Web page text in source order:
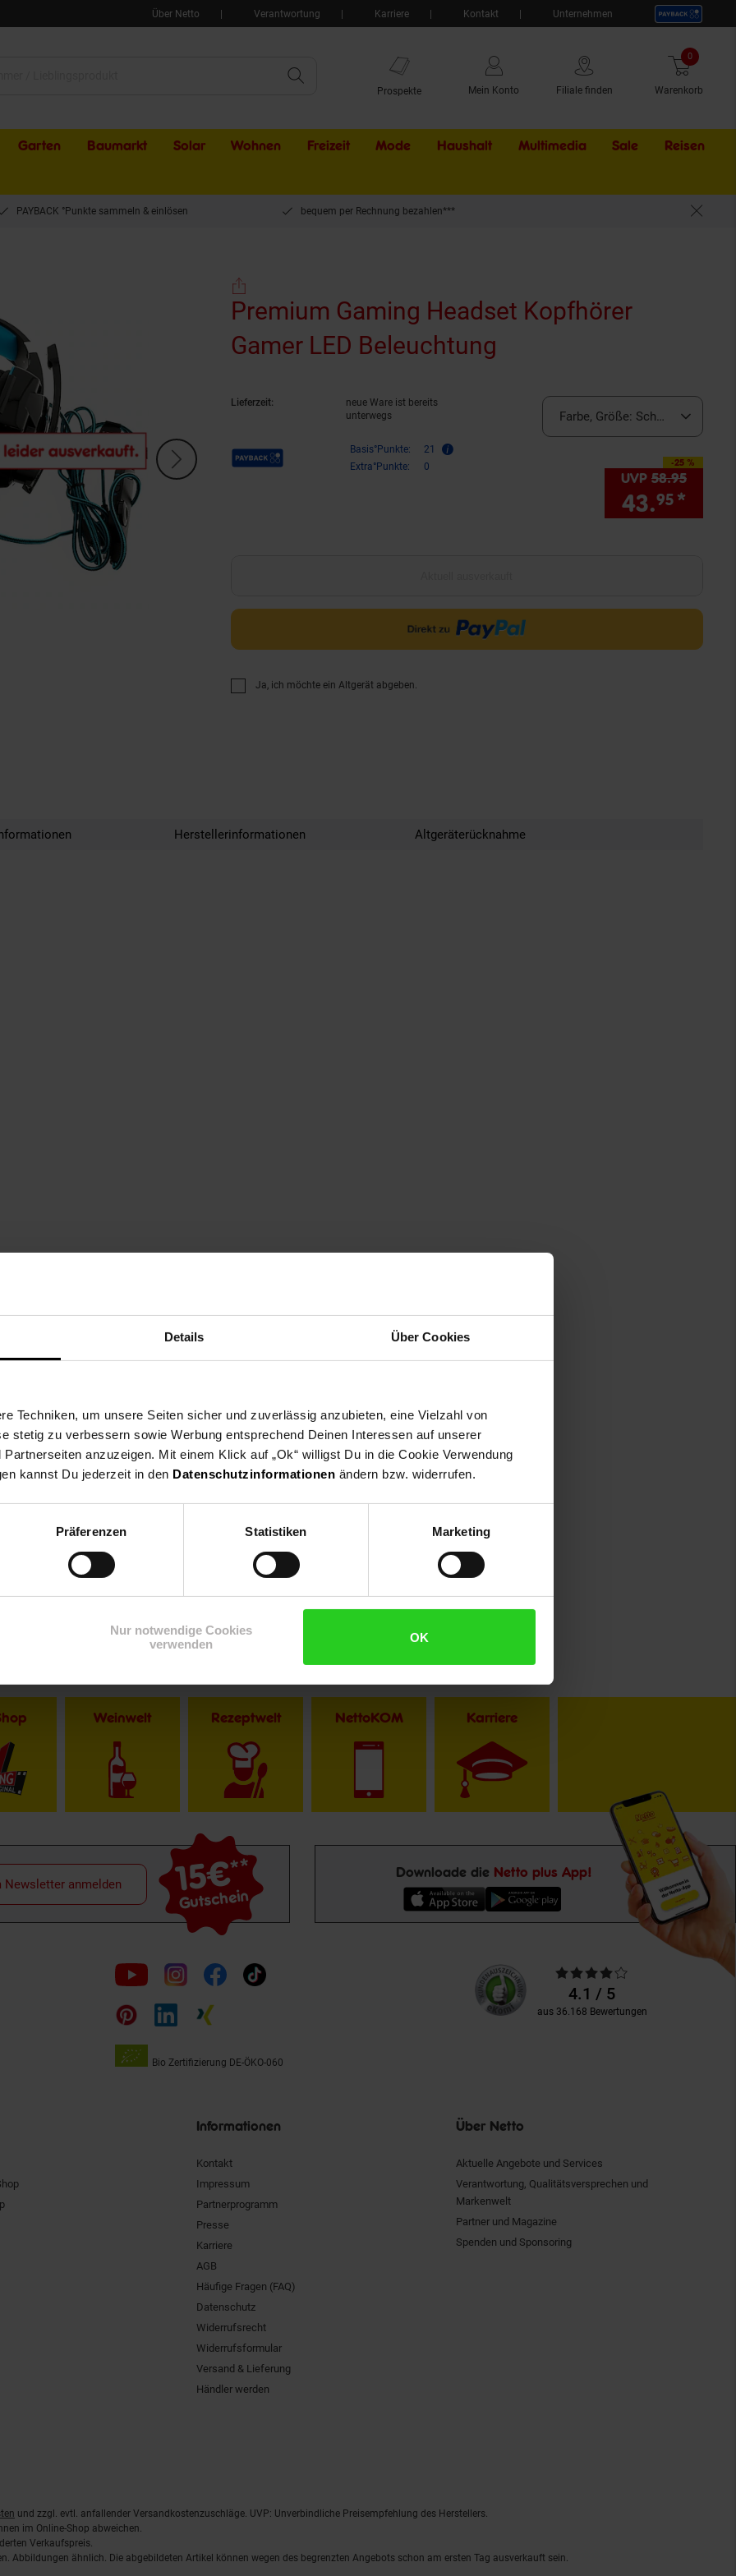
Details Über Cookies
Techniken, um unsere Seiten sicher und zuverlässig anzubieten, eine Vielzahl von
stetig zu verbessern sowie Werbung entsprechend Deinen Interessen auf unserer
anzuzeigen. Mit einem Klick auf „Ok“ willigst Du in die Cookie Verwendung
kannst Du jederzeit in den Datenschutzinformationen ändern bzw. widerrufen.
Präferenzen Statistiken Marketing
Nur notwendige Cookies
verwenden
OK
Über Netto Verantwortung Karriere Kontakt Unternehmen
Prospekte Mein Konto Filiale finden Warenkorb
0 Artikel
Garten Baumarkt Solar Wohnen Freizeit Mode Haushalt Multimedia Sale Externer
Reisen
PAYBACK °Punkte sammeln & einlösen bequem per Rechnung bezahlen***
Premium Gaming Headset Kopfhörer
Gamer LED Beleuchtung
Lieferzeit:
neue Ware ist bereits
unterwegs
Payback Punkte Basis°Punkte:
21
Extra°Punkte:
0
Farbe, Größe: Schwarz,
-25 %
Sie Sparen 25 Prozent,
UVP 58.95
43.95 *
Ja, ich möchte ein Altgerät abgeben.
Herstellerinformationen Altgeräterücknahme
Weinwelt Rezeptwelt NettoKOM Karriere
15€**
Gutschein
Newsletter anmelden
Downloade die Netto plus App!
Folge
uns
auf
Bio Zertifizierung DE-ÖKO-060
Unsere
Kundenbewertungen
Durchschnittliche
Bewertungen4.1 / 5
aus 36.168 Bewertungen
Informationen
Kontakt
Impressum
Partnerprogramm
Presse
Karriere
AGB
Häufige Fragen (FAQ)
Datenschutz
Widerrufsrecht
Widerrufsformular
Versand & Lieferung
Händler werden
Über Netto
Aktuelle Angebote und Services
Verantwortung, Qualitätsversprechen und
Markenwelt
Partner und Magazine
Spenden und Sponsoring
und zzgl. evtl. anfallender Versandkostenzuschläge. UVP: Unverbindliche Preisempfehlung des Herstellers.
im Online-Shop abweichen.
Verkaufspreis.
Abbildungen ähnlich. Die abgebildeten Artikel können wegen des begrenzten Angebots schon am ersten Tag ausverkauft sein.